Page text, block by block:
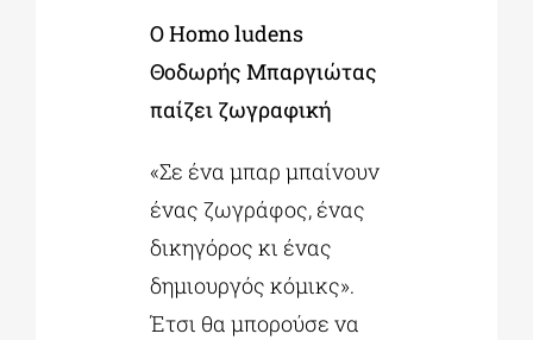
ΟHomoludens
Θοδωρής Μπαργιώτας
παίζει ζωγραφική
«Σε ένα μπαρ μπαίνουν
ένας ζωγράφος, ένας
δικηγόρος κι ένας
δημιουργός κόμικς».
Έτσι θα μπορούσε να